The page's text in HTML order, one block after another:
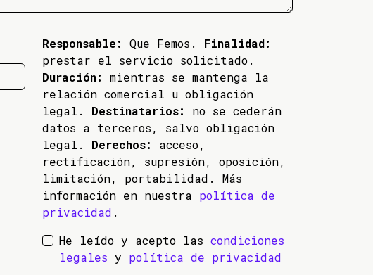
Responsable: Que Femos. Finalidad:
prestar el servicio solicitado.
Duración:
mientras se mantenga la
relación comercial u obligación
legal. Destinatarios:
no se cederán
datos a terceros, salvo obligación
legal. Derechos:
acceso,
rectificación, supresión, oposición,
limitación, portabilidad. Más
información en nuestra política de
privacidad .
He leído y acepto las condiciones
legales y política de privacidad